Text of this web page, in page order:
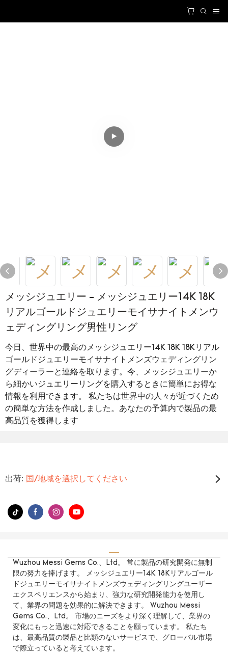
メッシジュエリー - メッシジュエリー14K 18K
リアルゴールドジュエリーモイサナイトメンウ
ェディングリング男性リング
今日、世界中の最高のメッシジュエリー14K 18K 18Kリアル
ゴールドジュエリーモイサナイトメンズウェディングリン
グディーラーと連絡を取ります。今、メッシジュエリーか
ら細かいジュエリーリングを購入するときに簡単にお得な
情報を利用できます。 私たちは世界中の人々が近づくため
の簡単な方法を作成しました。あなたの予算内で製品の最
高品質を獲得します
出荷: 国/地域を選択してください
Wuzhou Messi Gems Co.、Ltd。 常に製品の研究開発に無制
限の努力を捧げます。 メッシジュエリー14K 18Kリアルゴール
ドジュエリーモイサナイトメンズウェディングリングユーザー
エクスペリエンスから始まり、強力な研究開発能力を使用し
て、業界の問題を効果的に解決できます。 Wuzhou Messi
Gems Co.、Ltd。 市場のニーズをより深く理解して、業界の
変化にもっと迅速に対応できることを願っています。 私たち
は、最高品質の製品と比類のないサービスで、グローバル市場
で際立っていると考えています。